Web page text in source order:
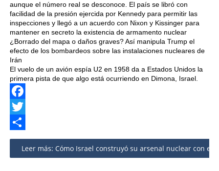
aunque el número real se desconoce. El país se libró con
facilidad de la presión ejercida por Kennedy para permitir las
inspecciones y llegó a un acuerdo con Nixon y Kissinger para
mantener en secreto la existencia de armamento nuclear
¿Borrado del mapa o daños graves? Así manipula Trump el
efecto de los bombardeos sobre las instalaciones nucleares de
Irán
El vuelo de un avión espía U2 en 1958 da a Estados Unidos la
primera pista de que algo está ocurriendo en Dimona, Israel.
Facebook
Twitter
Share
Leer más: Cómo Israel construyó su arsenal nuclear con